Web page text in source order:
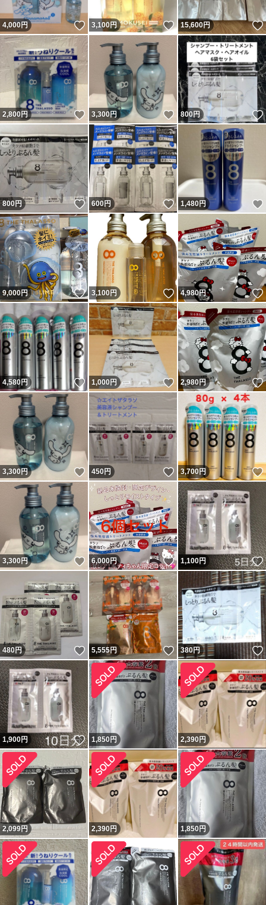
4,000円 いいね！
3,100円 いいね！
15,600円
2,800円 いいね！
3,300円 いいね！
800円
800円 いいね！
600円 いいね！
1,480円
9,000円 いいね！
3,100円 いいね！
4,980円
4,580円 いいね！
1,000円 いいね！
2,980円
3,300円 いいね！
450円 いいね！
3,700円
3,300円 いいね！
6,000円 いいね！
1,100円
480円 いいね！
5,555円 いいね！
380円
1,900円 いいね！
1,850円 2,390円
2,099円 2,390円 1,850円